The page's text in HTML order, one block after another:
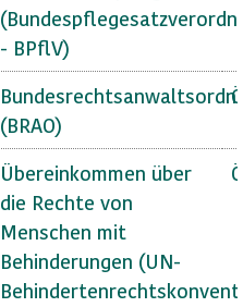
- BPflV)
(BRAO)
Übereinkommen über
die Rechte von
Menschen mit
Behinderungen (UN-